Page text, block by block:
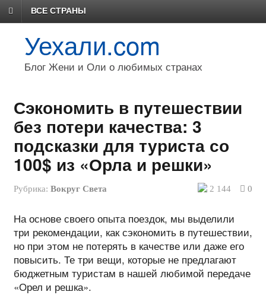
ВСЕ СТРАНЫ
Уехали.com
Блог Жени и Оли о любимых странах
Сэкономить в путешествии
без потери качества: 3
подсказки для туриста со
100$ из «Орла и решки»
Рубрика: Вокруг Света 2 144 0
На основе своего опыта поездок, мы выделили
три рекомендации, как сэкономить в путешествии,
но при этом не потерять в качестве или даже его
повысить. Те три вещи, которые не предлагают
бюджетным туристам в нашей любимой передаче
«Орел и решка».